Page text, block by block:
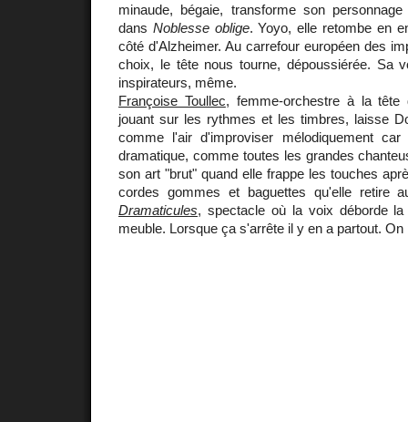
minaude, bégaie, transforme son
dans Noblesse oblige. Yoyo, elle retombe en
côté d'Alzheimer. Au carrefour européen des
choix, le tête nous tourne, dépoussiérée. Sa
inspirateurs, même.
Françoise Toullec, femme-orchestre à la tête
jouant sur les rythmes et les timbres, laisse
comme l'air d'improviser mélodiquement
dramatique, comme toutes les grandes
son art "brut" quand elle frappe les touches
cordes gommes et baguettes qu'elle retire
Dramaticules, spectacle où la voix déborde
meuble. Lorsque ça s'arrête il y en a partout. On